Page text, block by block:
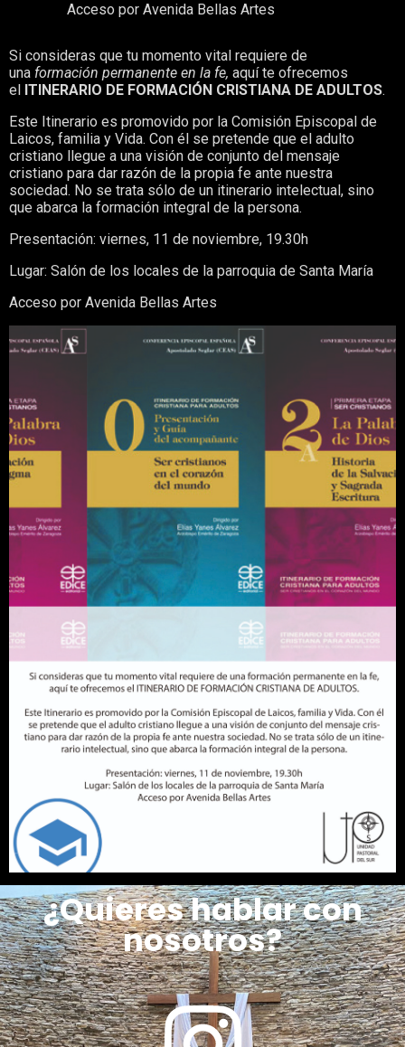
Acceso por Avenida Bellas Artes
Si consideras que tu momento vital requiere de
una formación permanente en la fe, aquí te ofrecemos
el ITINERARIO DE FORMACIÓN CRISTIANA DE ADULTOS.
Este Itinerario es promovido por la Comisión Episcopal de
Laicos, familia y Vida. Con él se pretende que el adulto
cristiano llegue a una visión de conjunto del mensaje
cristiano para dar razón de la propia fe ante nuestra
sociedad. No se trata sólo de un itinerario intelectual, sino
que abarca la formación integral de la persona.
Presentación: viernes, 11 de noviembre, 19.30h
Lugar: Salón de los locales de la parroquia de Santa María
Acceso por Avenida Bellas Artes
¿Quieres hablar con
nosotros?